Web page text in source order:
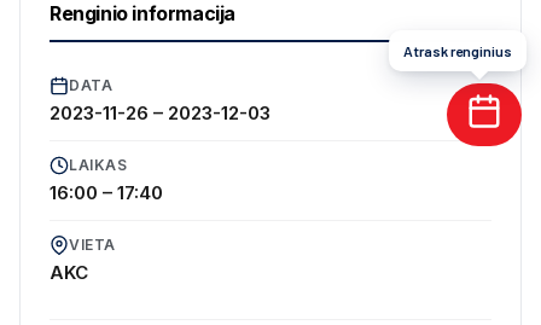
Renginio informacija
DATA
2023-11-26 – 2023-12-03
LAIKAS
16:00 – 17:40
VIETA
AKC
Atrask renginius